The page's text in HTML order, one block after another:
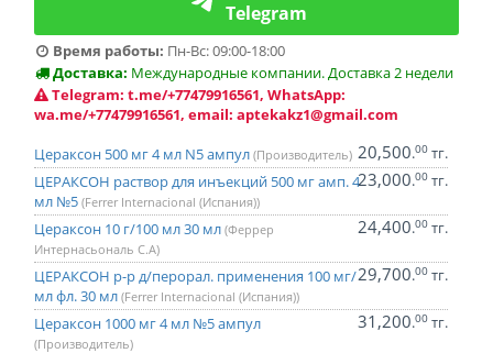
Telegram
Время работы: Пн-Вс: 09:00-18:00
Доставка: Международные компании. Доставка 2 недели
Telegram: t.me/+77479916561, WhatsApp:
wa.me/+77479916561, email: aptekakz1@gmail.com
Цераксон 500 мг 4 мл N5 ампул (Производитель) 20,500.00 тг.
ЦЕРАКСОН раствор для инъекций 500 мг амп. 4
мл №5 (Ferrer Internacional (Испания))
23,000.00 тг.
Цераксон 10 г/100 мл 30 мл (Феррер
Интернасьональ С.А)
24,400.00 тг.
ЦЕРАКСОН р-р д/перорал. применения 100 мг/
мл фл. 30 мл (Ferrer Internacional (Испания))
29,700.00 тг.
Цераксон 1000 мг 4 мл №5 ампул
(Производитель)
31,200.00 тг.